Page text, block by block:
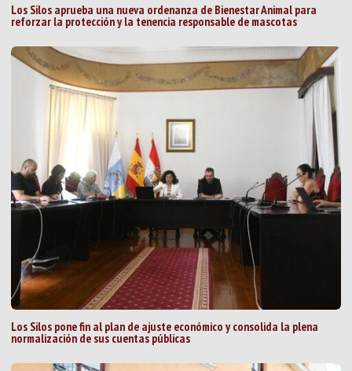
Los Silos aprueba una nueva ordenanza de Bienestar Animal para
reforzar la protección y la tenencia responsable de mascotas
Los Silos pone fin al plan de ajuste económico y consolida la plena
normalización de sus cuentas públicas